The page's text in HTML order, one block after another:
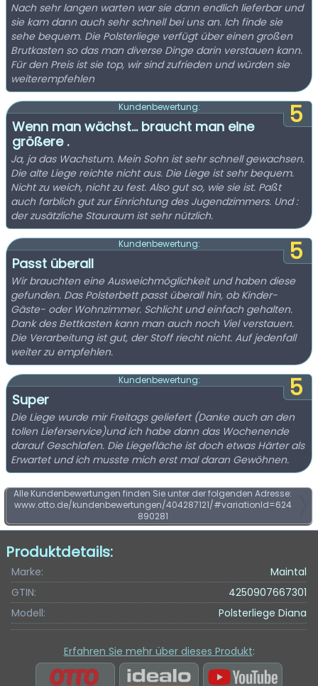
Nach sehr langen warten war sie dann endlich lieferbar und
sie kam dann auch sehr schnell bei uns an. Ich finde sie
sehe bequem. Die Polsterliege verfügt über einen großen
Brutkasten so das man diverse Dinge darin verstauen kann.
Für den Preis ist sie top, wir sind zufrieden und würden sie
weiterempfehlen
5
Kundenbewertung:
Wenn man wächst... braucht man eine
größere .
Ja, ja das Wachstum. Mein Sohn ist sehr schnell gewachsen.
Die alte Liege reichte nicht aus. Die Liege ist sehr bequem.
Nicht zu weich, nicht zu fest. Also gut so, wie sie ist. Paßt
auch farblich gut zur Einrichtung des Jugendzimmers. Und :
der zusätzliche Stauraum ist sehr nützlich.
5
Kundenbewertung:
Passt überall
Wir brauchten eine Ausweichmöglichkeit und haben diese
gefunden. Das Polsterbett passt überall hin, ob Kinder-
Gäste- oder Wohnzimmer. Schlicht und einfach gehalten.
Dank des Bettkasten kann man auch noch Viel verstauen.
Die Verarbeitung ist gut, der Stoff riecht nicht. Auf jedenfall
weiter zu empfehlen.
5
Kundenbewertung:
Super
Die Liege wurde mir Freitags geliefert (Danke auch an den
tollen Lieferservice)und ich habe dann das Wochenende
darauf Geschlafen. Die Liegefläche ist doch etwas Härter als
Erwartet und ich musste mich erst mal daran Gewöhnen.
Alle Kundenbewertungen finden Sie unter der folgenden Adresse:
www.otto.de/kundenbewertungen/404287121/#variationId=624
890281
Produktdetails:
Marke:
Maintal
GTIN:
4250907667301
Modell:
Polsterliege Diana
Erfahren Sie mehr über dieses Produkt: